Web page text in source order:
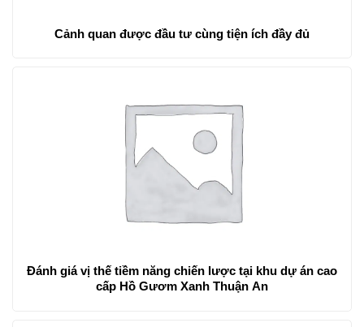
Cảnh quan được đầu tư cùng tiện ích đầy đủ
Đánh giá vị thế tiềm năng chiến lược tại khu dự án cao
cấp Hồ Gươm Xanh Thuận An